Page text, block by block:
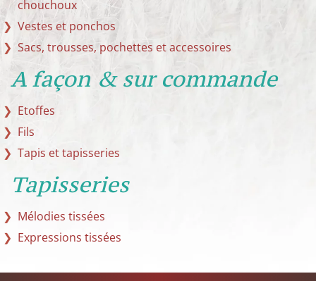
chouchoux
Vestes et ponchos
Sacs, trousses, pochettes et accessoires
A façon & sur commande
Etoffes
Fils
Tapis et tapisseries
Tapisseries
Mélodies tissées
Expressions tissées